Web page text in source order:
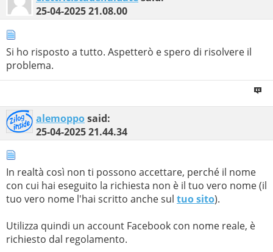
25-04-202521.08.00
Si ho risposto a tutto. Aspetterò e spero di risolvere il
problema.
alemopposaid:
25-04-202521.44.34
In realtà così non ti possono accettare, perché il nome
con cui hai eseguito la richiesta non è il tuo vero nome (il
tuo vero nome l'hai scritto anche sul tuo sito).
Utilizza quindi un account Facebook con nome reale, è
richiesto dal regolamento.